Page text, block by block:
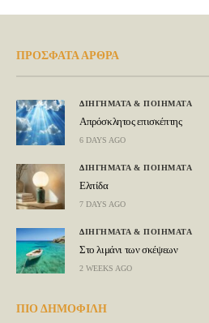
ΠΡΟΣΦΑΤΑ ΑΡΘΡΑ
ΔΙΗΓΗΜΑΤΑ & ΠΟΙΗΜΑΤΑ
Απρόσκλητος επισκέπτης
6 DAYS AGO
ΔΙΗΓΗΜΑΤΑ & ΠΟΙΗΜΑΤΑ
Ελπίδα
7 DAYS AGO
ΔΙΗΓΗΜΑΤΑ & ΠΟΙΗΜΑΤΑ
Στο λιμάνι των σκέψεων
2 WEEKS AGO
ΠΙΟ ΔΗΜΟΦΙΛΗ